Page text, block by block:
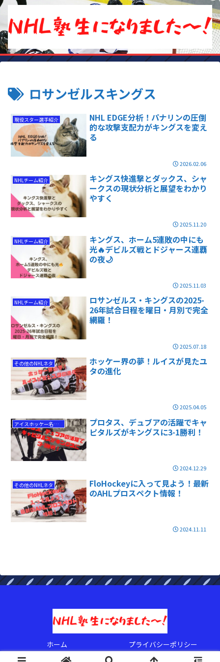
ロサンゼルスキングス
現役スター選手紹介
NHL EDGE分析！パナリンの圧倒
的な攻撃支配力がキングスを変え
る
2026.02.06
NHLチーム紹介
キングス快進撃とダックス、シャ
ークスの現状分析と展望をわかり
やすく
2025.11.20
NHLチーム紹介
キングス、ホーム5連敗の中にも
光🔥デビルズ戦とドジャース連覇
の夜🌙
2025.11.03
NHLチーム紹介
ロサンゼルス・キングスの2025-
26年試合日程を曜日・月別で完全
網羅！
2025.07.18
その他のNHLネタ
ホッケー界の夢！ルイスが見たユ
タの進化
2025.04.05
アイスホッケー名勝負
プロタス、デュブアの活躍でキャ
ピタルズがキングスに3-1勝利！
2024.12.29
その他のNHLネタ
FloHockeyに入って見よう！最新
のAHLプロスペクト情報！
2024.11.11
ホーム
プライバシーポリシー